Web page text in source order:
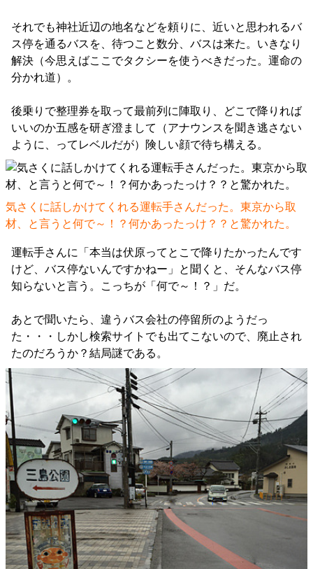
それでも神社近辺の地名などを頼りに、近いと思われるバ
ス停を通るバスを、待つこと数分、バスは来た。いきなり
解決（今思えばここでタクシーを使うべきだった。運命の
分かれ道）。
後乗りで整理券を取って最前列に陣取り、どこで降りれば
いいのか五感を研ぎ澄まして（アナウンスを聞き逃さない
ように、ってレベルだが）険しい顔で待ち構える。
気さくに話しかけてくれる運転手さんだった。東京から取
材、と言うと何で～！？何かあったっけ？？と驚かれた。
運転手さんに「本当は伏原ってとこで降りたかったんです
けど、バス停ないんですかねー」と聞くと、そんなバス停
知らないと言う。こっちが「何で～！？」だ。
あとで聞いたら、違うバス会社の停留所のようだっ
た・・・しかし検索サイトでも出てこないので、廃止され
たのだろうか？結局謎である。